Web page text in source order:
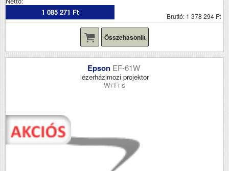
1 085 271 Ft
Bruttó: 1 378 294 Ft
Összehasonlít
Epson EF-61W
lézerházimozi projektor
Wi-Fi-s